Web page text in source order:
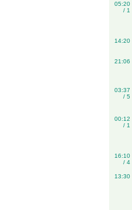
05:20
/ 1
14:20
21:06
03:37
/ 5
00:12
/ 1
16:10
/ 4
13:30